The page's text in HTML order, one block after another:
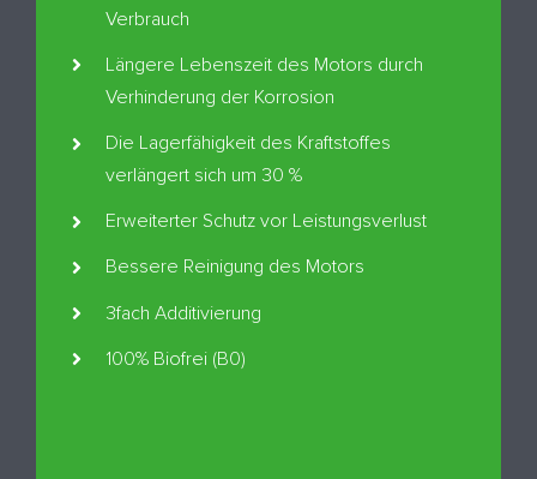
Verbrauch
Längere Lebenszeit des Motors durch
Verhinderung der Korrosion
Die Lagerfähigkeit des Kraftstoffes
verlängert sich um 30 %
Erweiterter Schutz vor Leistungsverlust
Bessere Reinigung des Motors
3fach Additivierung
100% Biofrei (B0)